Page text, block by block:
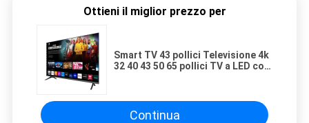
Ottieni il miglior prezzo per
Smart TV 43 pollici Televisione 4k
32 40 43 50 65 pollici TV a LED con
Continua